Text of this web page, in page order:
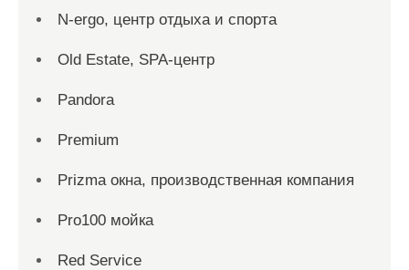
N-ergo, центр отдыха и спорта
Old Estate, SPA-центр
Pandora
Premium
Prizma окна, производственная компания
Pro100 мойка
Red Service